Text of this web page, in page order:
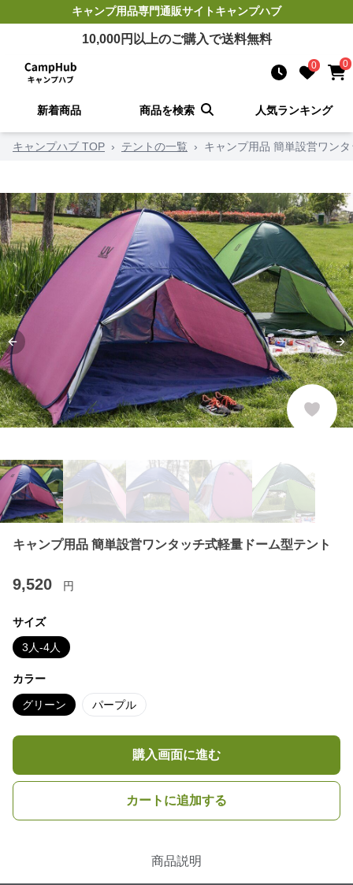
キャンプ用品専門通販サイトキャンプハブ
10,000円以上のご購入で送料無料
0 0
新着商品 商品を検索 人気ランキング
キャンプハブ TOP › テントの一覧 › キャンプ用品 簡単設営ワン
Previous slide
キャンプ用品 簡単設営ワンタッチ式軽量ドーム型テント
9,520 円
サイズ
3人-4人
カラー
グリーン パープル
購入画面に進む
カートに追加する
商品説明